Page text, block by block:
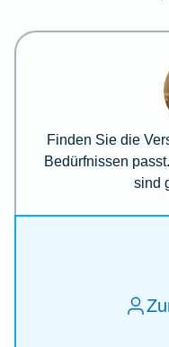
Finden Sie die
Bedürfnissen
sind